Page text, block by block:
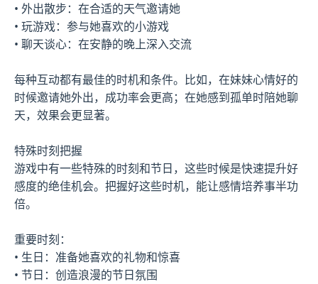
• 外出散步：在合适的天气邀请她
• 玩游戏：参与她喜欢的小游戏
• 聊天谈心：在安静的晚上深入交流
每种互动都有最佳的时机和条件。比如，在妹妹心情好的
时候邀请她外出，成功率会更高；在她感到孤单时陪她聊
天，效果会更显著。
特殊时刻把握
游戏中有一些特殊的时刻和节日，这些时候是快速提升好
感度的绝佳机会。把握好这些时机，能让感情培养事半功
倍。
重要时刻：
• 生日：准备她喜欢的礼物和惊喜
• 节日：创造浪漫的节日氛围